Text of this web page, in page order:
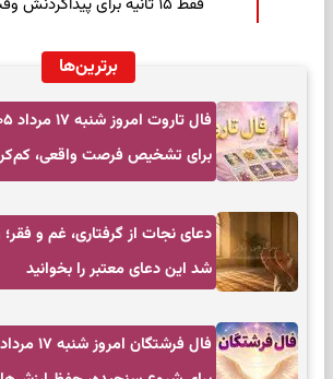
فقط ۱۵ ثانیه برای پیداکردنش وقت دارید
برترین‌ها
برای تشخیص فرصت واقعی،
دعای نجات از گرفتاری، غم و
شد این دعای معتبر را بخوانید